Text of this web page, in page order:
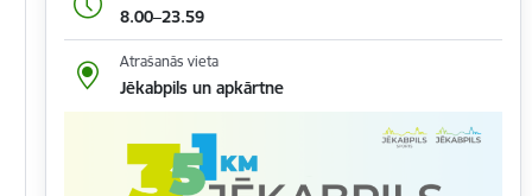
8.00–23.59
Atrašanās vieta
Jēkabpils un apkārtne